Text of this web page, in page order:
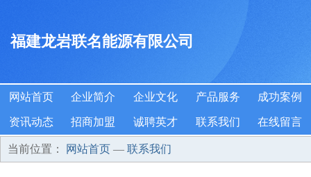
福建龙岩联名能源有限公司
网站首页 企业简介 企业文化 产品服务 成功案例
资讯动态 招商加盟 诚聘英才 联系我们 在线留言
当前位置： 网站首页 — 联系我们